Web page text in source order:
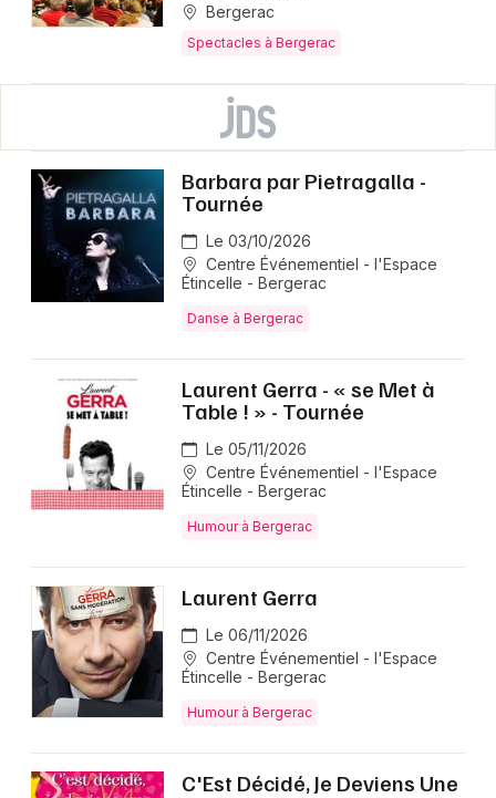
Bergerac
Spectacles à Bergerac
Barbara par Pietragalla -
Tournée
Le 03/10/2026
Centre Événementiel - l'Espace
Étincelle - Bergerac
Danse à Bergerac
Laurent Gerra - « se Met à
Table ! » - Tournée
Le 05/11/2026
Centre Événementiel - l'Espace
Étincelle - Bergerac
Humour à Bergerac
Laurent Gerra
Le 06/11/2026
Centre Événementiel - l'Espace
Étincelle - Bergerac
Humour à Bergerac
C'Est Décidé, Je Deviens Une